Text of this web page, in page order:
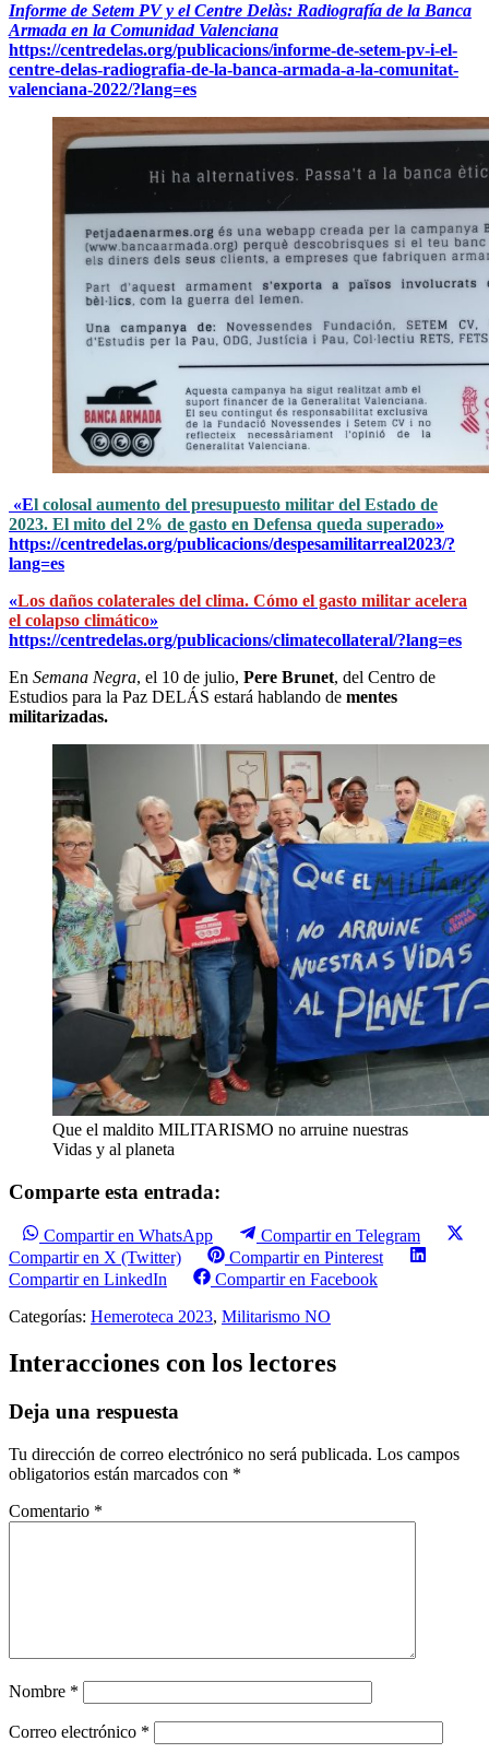
Informe de Setem PV y el Centre Delàs: Radiografía de la Banca
Armada en la Comunidad Valenciana
https://centredelas.org/publicacions/informe-de-setem-pv-i-el-
centre-delas-radiografia-de-la-banca-armada-a-la-comunitat-
valenciana-2022/?lang=es
«El colosal aumento del presupuesto militar del Estado de
2023. El mito del 2% de gasto en Defensa queda superado»
https://centredelas.org/publicacions/despesamilitarreal2023/?
lang=es
«Los daños colaterales del clima. Cómo el gasto militar acelera
el colapso climático»
https://centredelas.org/publicacions/climatecollateral/?lang=es
En Semana Negra, el 10 de julio, Pere Brunet, del Centro de
Estudios para la Paz DELÁS estará hablando de mentes
militarizadas.
Que el maldito MILITARISMO no arruine nuestras
Vidas y al planeta
Comparte esta entrada:
Compartir en WhatsApp
Compartir en Telegram
Compartir en X (Twitter)
Compartir en Pinterest
Compartir en LinkedIn
Compartir en Facebook
Categorías: Hemeroteca 2023, Militarismo NO
Interacciones con los lectores
Deja una respuesta
Tu dirección de correo electrónico no será publicada. Los campos
obligatorios están marcados con *
Comentario *
Nombre *
Correo electrónico *